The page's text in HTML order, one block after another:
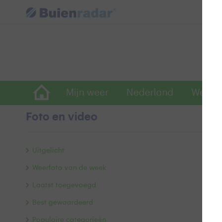
Mijn weer Nederland
Foto en video
Uitgelicht
Weerfoto van de week
Laatst toegevoegd
Best gewaardeerd
Populaire categorieën